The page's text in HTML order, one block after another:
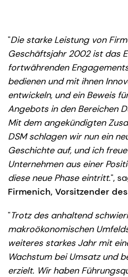
"Die starke Leistung von
Geschäftsjahr 2002 ist das
fortwährenden
bedienen und mit ihnen
entwickeln, und ein Beweis
Angebots in den Bereichen
Mit dem angekündigten
DSM schlagen wir nun ein
Geschichte auf, und ich
Unternehmen aus einer
diese neue Phase eintritt.",
Firmenich, Vorsitzender
"Trotz des anhaltend
makroökonomischen
weiteres starkes Jahr mit
Wachstum bei Umsatz und
erzielt. Wir haben